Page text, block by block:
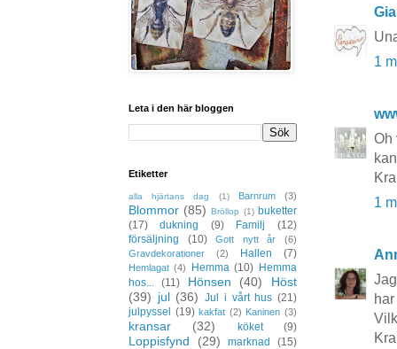
1
Oh
1
Leta i den här bloggen
Etiketter
alla hjärtans dag (1) Barnrum (3)
Blommor (85) Bröllop (1) buketter
(17)
dukning (9) Familj
(12)
försäljning
(10) Gott nytt år
(6)
Gravdekorationer
(2) Hallen (7)
Hemlagat (4) Hemma (10) Hemma
hos...
(11) Hönsen (40)
Höst
(39) jul (36) Jul i vårt hus (21)
julpyssel
(19) kakfat (2) Kaninen (3)
kransar (32) köket (9)
Loppisfynd (29) marknad (15)